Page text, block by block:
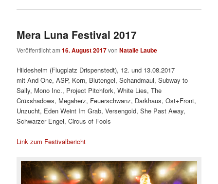
Mera Luna Festival 2017
Veröffentlicht am16. August 2017vonNatalie Laube
Hildesheim (Flugplatz Drispenstedt), 12. und 13.08.2017
mit And One, ASP, Korn, Blutengel, Schandmaul, Subway to
Sally, Mono Inc., Project Pitchfork, White Lies, The
Crüxshadows, Megaherz, Feuerschwanz, Darkhaus, Ost+Front,
Unzucht, Eden Weint Im Grab, Versengold, She Past Away,
Schwarzer Engel, Circus of Fools
Link zum Festivalbericht